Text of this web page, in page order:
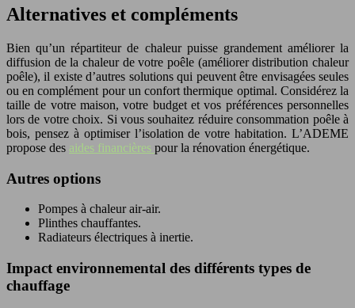
Alternatives et compléments
Bien qu’un répartiteur de chaleur puisse grandement améliorer la
diffusion de la chaleur de votre poêle (améliorer distribution chaleur
poêle), il existe d’autres solutions qui peuvent être envisagées seules
ou en complément pour un confort thermique optimal. Considérez la
taille de votre maison, votre budget et vos préférences personnelles
lors de votre choix. Si vous souhaitez réduire consommation poêle à
bois, pensez à optimiser l’isolation de votre habitation. L’ADEME
propose des aides financières pour la rénovation énergétique.
Autres options
Pompes à chaleur air-air.
Plinthes chauffantes.
Radiateurs électriques à inertie.
Impact environnemental des différents types de
chauffage